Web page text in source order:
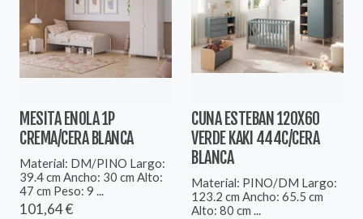
MESITA ENOLA 1P
CREMA/CERA BLANCA
Material: DM/PINO Largo:
39.4 cm Ancho: 30 cm Alto:
47 cm Peso: 9 ...
101,64 €
CUNA ESTEBAN 120X60
VERDE KAKI 444C/CERA
BLANCA
Material: PINO/DM Largo:
123.2 cm Ancho: 65.5 cm
Alto: 80 cm ...